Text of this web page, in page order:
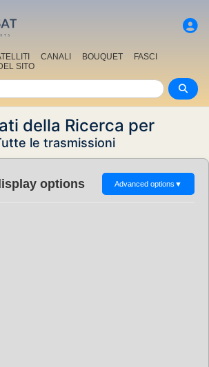
CANALI BOUQUET
FASCI
SITO
della Ricerca per
le trasmissioni
options Advanced options ▼